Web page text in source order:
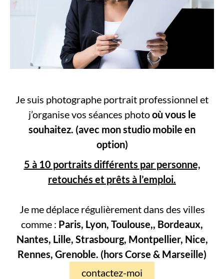
Je suis photographe portrait professionnel et
j’organise vos séances photooù vous le
souhaitez. (avec mon studio mobile en
option)
5 à 10 portraits différents par personne,
retouchés et prêts à l’emploi.
Je me déplace régulièrement dans des villes
comme : Paris, Lyon, Toulouse,, Bordeaux,
Nantes, Lille, Strasbourg, Montpellier, Nice,
Rennes, Grenoble. (hors Corse & Marseille)
contactez-moi